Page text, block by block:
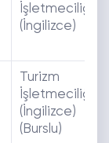
İşletmeciliği
(İngilizce)
Turizm
İşletmeciliği
(İngilizce)
(Burslu)